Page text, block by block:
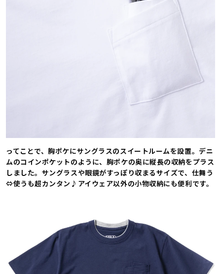
ってことで、胸ポケにサングラスのスイートルームを設置。デニ
ムのコインポケットのように、胸ポケの奥に縦長の収納をプラス
しました。サングラスや眼鏡がすっぽり収まるサイズで、仕舞う
⇔使うも超カンタン♪アイウェア以外の小物収納にも便利です。